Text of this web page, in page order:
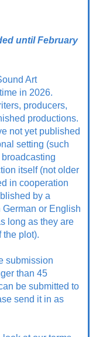
until February
Art
in 2026.
producers,
productions.
not yet published
setting (such
itself (not older
in cooperation
by a
or English
long as they are
the plot).
submission
than 45
be submitted to
send it in as